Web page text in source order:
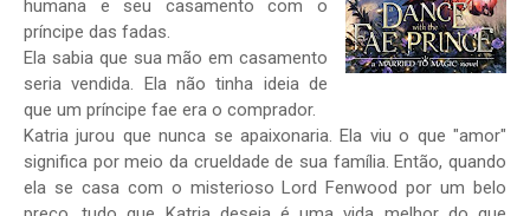
humana e seu casamento com o
príncipe das fadas.
Ela sabia que sua mão em casamento
seria vendida. Ela não tinha ideia de
que um príncipe fae era o comprador.
Katria jurou que nunca se apaixonaria. Ela viu o que "amor"
significa por meio da crueldade de sua família. Então, quando
ela se casa com o misterioso Lord Fenwood por um belo